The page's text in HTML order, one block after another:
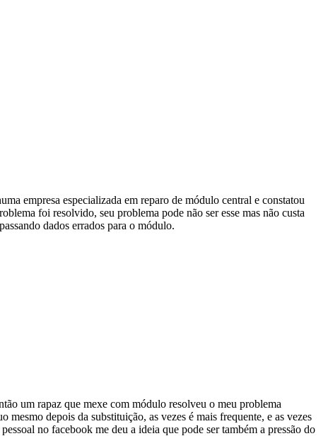
empresa especializada em reparo de módulo central e constatou
foi resolvido, seu problema pode não ser esse mas não custa
dados errados para o módulo.
um rapaz que mexe com módulo resolveu o meu problema
depois da substituição, as vezes é mais frequente, e as vezes
no facebook me deu a ideia que pode ser também a pressão do